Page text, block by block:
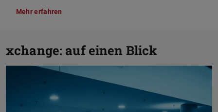
Mehr erfahren
xchange: auf einen Blick